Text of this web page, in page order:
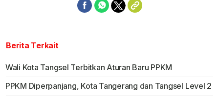
Berita Terkait
Wali Kota Tangsel Terbitkan Aturan Baru PPKM
PPKM Diperpanjang, Kota Tangerang dan Tangsel Level 2